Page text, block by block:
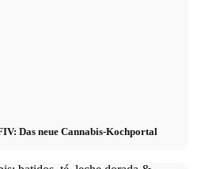
Das neue Cannabis-Kochportal